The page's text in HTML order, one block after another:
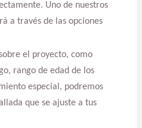
Uno de nuestros
a través de las opciones
el proyecto, como
rango de edad de los
especial, podremos
que se ajuste a tus